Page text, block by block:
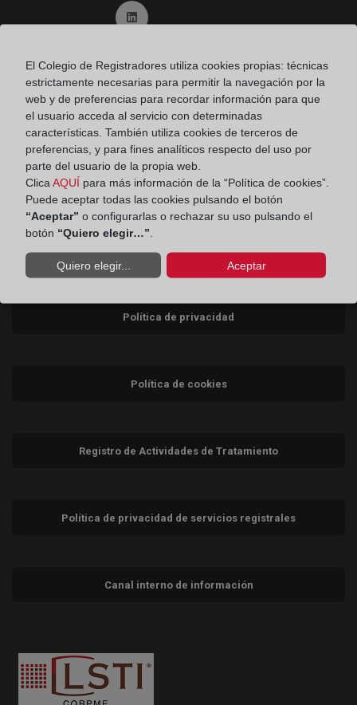
Ir a Linkedin (abre en ventana nueva)
Ir al Blog (abre en ventana nueva)
Ir a Instagram (abre en ventana nueva)
Contacto
Consumidores
Teléfono:
900 10 11 41
Aviso legal
Política de privacidad
Política de cookies
Registro de Actividades de Tratamiento
Política de privacidad de servicios registrales
Canal interno de información
El Colegio de Registradores utiliza cookies propias: técnicas
estrictamente necesarias para permitir la navegación por la
web y de preferencias para recordar información para que
el usuario acceda al servicio con determinadas
características. También utiliza cookies de terceros de
preferencias, y para fines analíticos respecto del uso por
parte del usuario de la propia web.
Clica AQUÍ para más información de la “Política de cookies”.
Puede aceptar todas las cookies pulsando el botón
“Aceptar” o configurarlas o rechazar su uso pulsando el
botón “Quiero elegir…”
Quiero elegir... Aceptar